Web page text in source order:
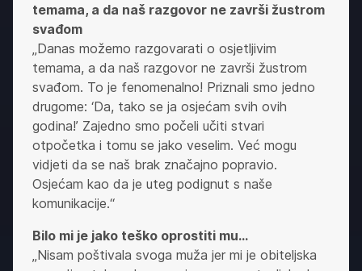
temama, a da naš razgovor ne završi žustrom
svađom
„Danas možemo razgovarati o osjetljivim
temama, a da naš razgovor ne završi žustrom
svađom. To je fenomenalno! Priznali smo jedno
drugome: ‘Da, tako se ja osjećam svih ovih
godina!’ Zajedno smo počeli učiti stvari
otpočetka i tomu se jako veselim. Već mogu
vidjeti da se naš brak značajno popravio.
Osjećam kao da je uteg podignut s naše
komunikacije.“
Bilo mi je jako teško oprostiti mu…
„Nisam poštivala svoga muža jer mi je obiteljska